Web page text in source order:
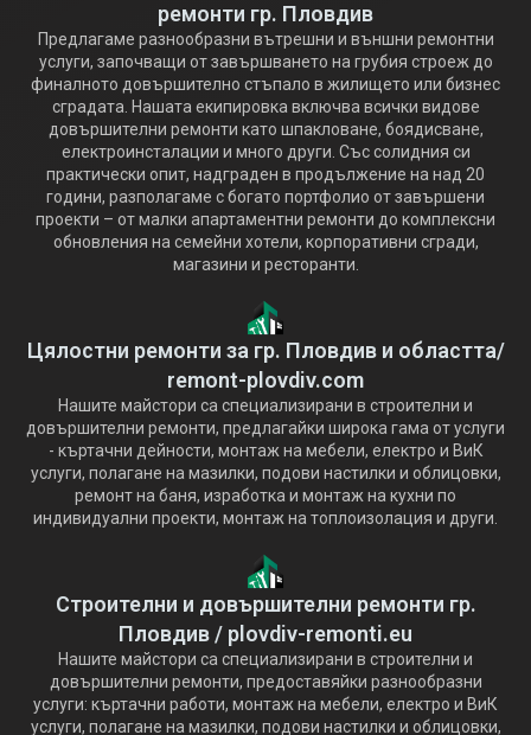
ремонти гр. Пловдив
Предлагаме разнообразни вътрешни и външни ремонтни
услуги, започващи от завършването на грубия строеж до
финалното довършително стъпало в жилището или бизнес
сградата. Нашата екипировка включва всички видове
довършителни ремонти като шпакловане, боядисване,
електроинсталации и много други. Със солидния си
практически опит, надграден в продължение на над 20
години, разполагаме с богато портфолио от завършени
проекти – от малки апартаментни ремонти до комплексни
обновления на семейни хотели, корпоративни сгради,
магазини и ресторанти.
Цялостни ремонти за гр. Пловдив и областта/
remont-plovdiv.com
Нашите майстори са специализирани в строителни и
довършителни ремонти, предлагайки широка гама от услуги
- къртачни дейности, монтаж на мебели, електро и ВиК
услуги, полагане на мазилки, подови настилки и облицовки,
ремонт на баня, изработка и монтаж на кухни по
индивидуални проекти, монтаж на топлоизолация и други.
Строителни и довършителни ремонти гр.
Пловдив / plovdiv-remonti.eu
Нашите майстори са специализирани в строителни и
довършителни ремонти, предоставяйки разнообразни
услуги: къртачни работи, монтаж на мебели, електро и ВиК
услуги, полагане на мазилки, подови настилки и облицовки,